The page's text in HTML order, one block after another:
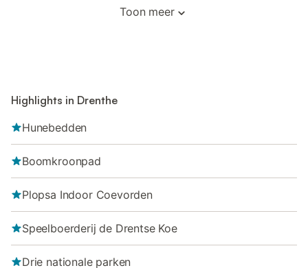
Toon meer
Highlights in Drenthe
Hunebedden
Boomkroonpad
Plopsa Indoor Coevorden
Speelboerderij de Drentse Koe
Drie nationale parken